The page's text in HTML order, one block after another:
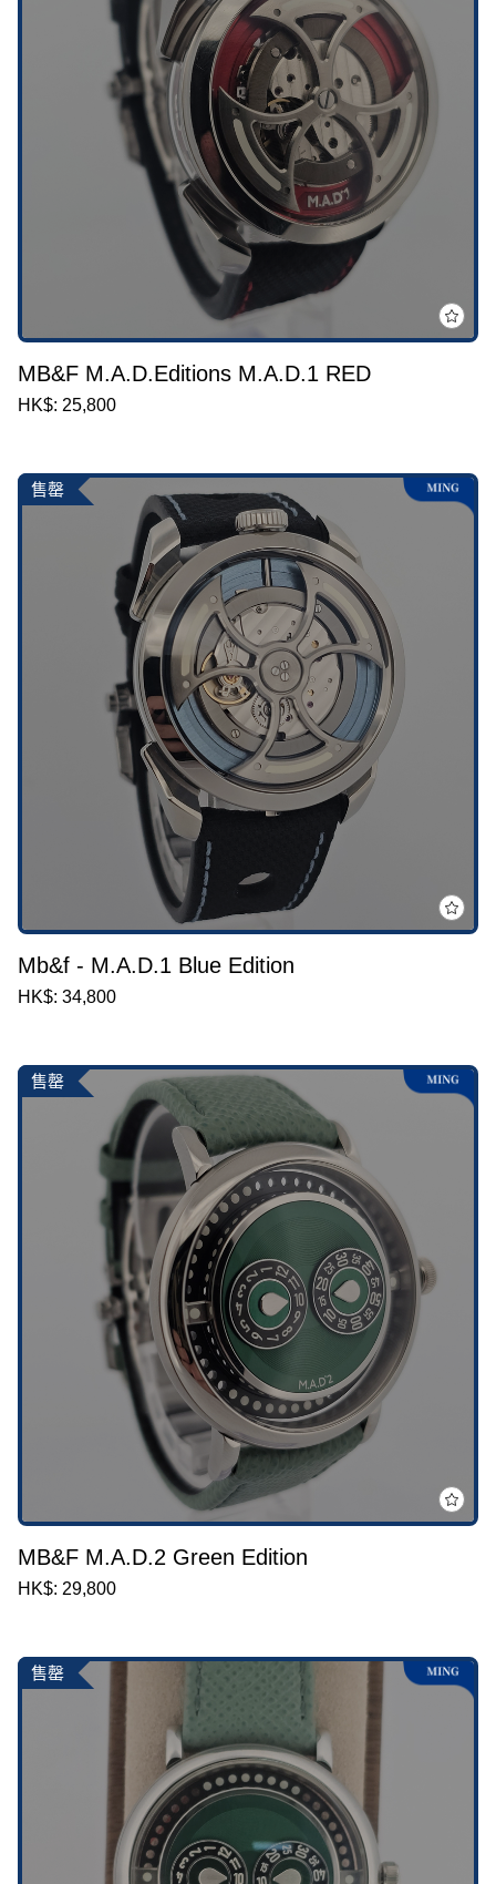
MB&F M.A.D.Editions M.A.D.1 RED
HK$: 25,800
售罄
Mb&f - M.A.D.1 Blue Edition
HK$: 34,800
售罄
MB&F M.A.D.2 Green Edition
HK$: 29,800
售罄